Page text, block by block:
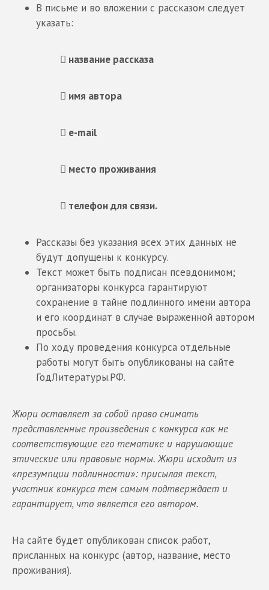
В письме и во вложении с рассказом следует
указать:
​ название рассказа
​ имя автора
​ e-mail
​ место проживания
​ телефон для связи.
Рассказы без указания всех этих данных не
будут допущены к конкурсу.
Текст может быть подписан псевдонимом;
организаторы конкурса гарантируют
сохранение в тайне подлинного имени автора
и его координат в случае выраженной автором
просьбы.
По ходу проведения конкурса отдельные
работы могут быть опубликованы на сайте
ГодЛитературы.РФ.
Жюри оставляет за собой право снимать
представленные произведения с конкурса как не
соответствующие его тематике и нарушающие
этические или правовые нормы. Жюри исходит из
«презумпции подлинности»: присылая текст,
участник конкурса тем самым подтверждает и
гарантирует, что является его автором.
На сайте будет опубликован список работ,
присланных на конкурс (автор, название, место
проживания).